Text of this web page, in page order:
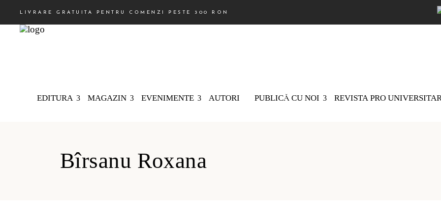
LIVRARE GRATUITA PENTRU COMENZI PESTE 300 RON
EDITURA MAGAZIN EVENIMENTE AUTORI PUBLICĂ CU NOI REVISTA PRO
Bîrsanu Roxana